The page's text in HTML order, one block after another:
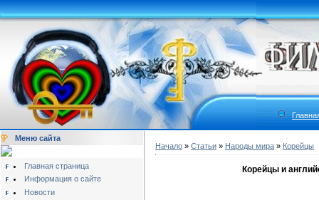
Меню сайта
Главная страница
Информация о сайте
Новости
Начало » Статьи » Народы мира » Корейцы
Корейцы и